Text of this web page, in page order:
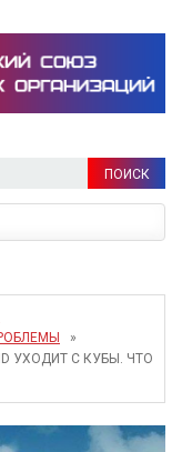
»
УХОДИТ С КУБЫ. ЧТО